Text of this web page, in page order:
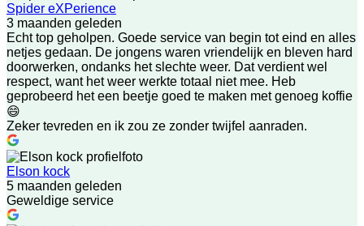
Spider eXPerience
3 maanden geleden
Echt top geholpen. Goede service van begin tot eind en alles
netjes gedaan. De jongens waren vriendelijk en bleven hard
doorwerken, ondanks het slechte weer. Dat verdient wel
respect, want het weer werkte totaal niet mee. Heb
geprobeerd het een beetje goed te maken met genoeg koffie
😄
Zeker tevreden en ik zou ze zonder twijfel aanraden.
Elson kock
5 maanden geleden
Geweldige service